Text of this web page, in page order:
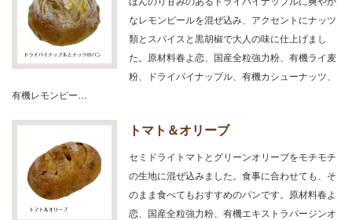
なレモンピールを混ぜ込み、アクセントにナッツ
類とスパイスと黒胡椒で大人の味に仕上げまし
た。原材料春よ恋、国産全粒強力粉、有機ライ麦
粉、ドライパイナップル、有機カシューナッツ、
有機レモンピー…
トマト＆オリーブ
セミドライトマトとグリーンオリーブをモチモチ
の生地に混ぜ込みました。食事に合わせても、そ
のまま食べてもおすすめのパンです。原材料春よ
恋、国産全粒強力粉、有機エキストラバージンオ